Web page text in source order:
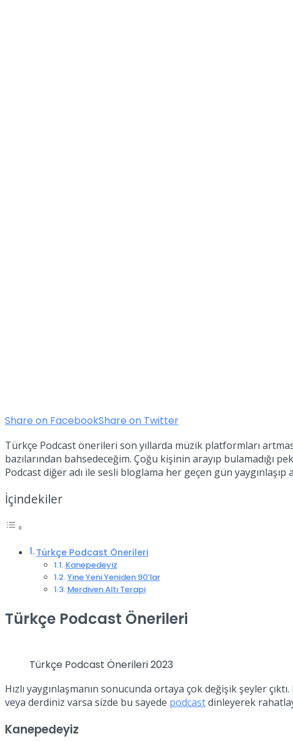
Share on FacebookShare on Twitter
Türkçe Podcast önerileri son yıllarda müzik platformları
bazılarından bahsedeceğim. Çoğu kişinin arayıp bulamadığı
Podcast diğer adı ile sesli bloglama her geçen gün yaygınlaşıp
İçindekiler
Türkçe Podcast Önerileri
Kanepedeyiz
Yine Yeni Yeniden 90’lar
Merdiven Altı Terapi
Türkçe Podcast Önerileri
Türkçe Podcast Önerileri 2023
Hızlı yaygınlaşmanın sonucunda ortaya çok değişik şeyler
veya derdiniz varsa sizde bu sayede podcastdinleyerek
Kanepedeyiz